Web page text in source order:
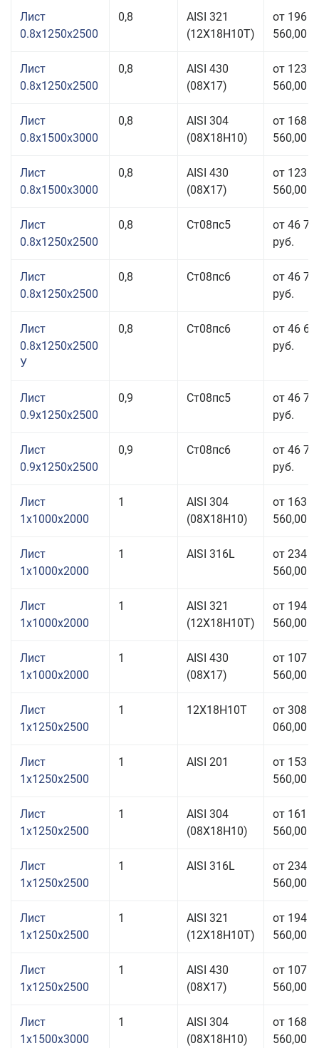
Лист
0.8x1250x2500
0,8
AISI 321
(12Х18Н10Т)
от 196
560,00
Лист
0.8x1250x2500
0,8
AISI 430
(08Х17)
от 123
560,00
Лист
0.8x1500x3000
0,8
AISI 304
(08Х18Н10)
от 168
560,00
Лист
0.8x1500x3000
0,8
AISI 430
(08Х17)
от 123
560,00
Лист
0.8x1250x2500
0,8 Ст08пс5
от 46
руб.
Лист
0.8x1250x2500
0,8 Ст08пс6
от 46
руб.
Лист
0.8x1250x2500
У
0,8 Ст08пс6
от 46
руб.
Лист
0.9x1250x2500
0,9 Ст08пс5
от 46
руб.
Лист
0.9x1250x2500
0,9 Ст08пс6
от 46
руб.
Лист
1x1000x2000
1
AISI 304
(08Х18Н10)
от 163
560,00
Лист
1x1000x2000
1 AISI 316L
от 234
560,00
Лист
1x1000x2000
1
AISI 321
(12Х18Н10Т)
от 194
560,00
Лист
1x1000x2000
1
AISI 430
(08Х17)
от 107
560,00
Лист
1x1250x2500
1 12Х18Н10Т
от 308
060,00
Лист
1x1250x2500
1 AISI 201
от 153
560,00
Лист
1x1250x2500
1
AISI 304
(08Х18Н10)
от 161
560,00
Лист
1x1250x2500
1 AISI 316L
от 234
560,00
Лист
1x1250x2500
1
AISI 321
(12Х18Н10Т)
от 194
560,00
Лист
1x1250x2500
1
AISI 430
(08Х17)
от 107
560,00
Лист
1x1500x3000
1
AISI 304
(08Х18Н10)
от 168
560,00